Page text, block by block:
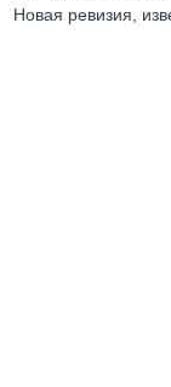
Новая ревизия,